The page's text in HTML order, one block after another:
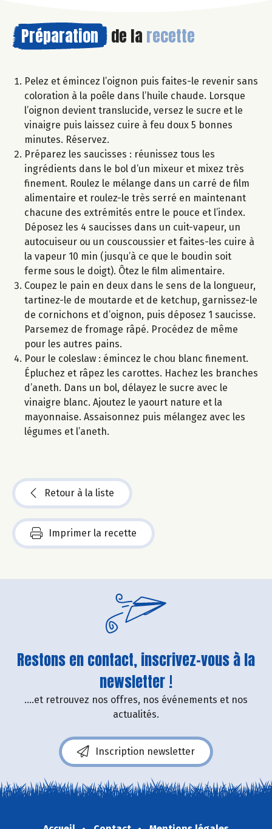
Préparation de la recette
Pelez et émincez l’oignon puis faites-le revenir sans
coloration à la poêle dans l’huile chaude. Lorsque
l’oignon devient translucide, versez le sucre et le
vinaigre puis laissez cuire à feu doux 5 bonnes
minutes. Réservez.
Préparez les saucisses : réunissez tous les
ingrédients dans le bol d’un mixeur et mixez très
finement. Roulez le mélange dans un carré de film
alimentaire et roulez-le très serré en maintenant
chacune des extrémités entre le pouce et l’index.
Déposez les 4 saucisses dans un cuit-vapeur, un
autocuiseur ou un couscoussier et faites-les cuire à
la vapeur 10 min (jusqu’à ce que le boudin soit
ferme sous le doigt). Ôtez le film alimentaire.
Coupez le pain en deux dans le sens de la longueur,
tartinez-le de moutarde et de ketchup, garnissez-le
de cornichons et d’oignon, puis déposez 1 saucisse.
Parsemez de fromage râpé. Procédez de même
pour les autres pains.
Pour le coleslaw : émincez le chou blanc finement.
Épluchez et râpez les carottes. Hachez les branches
d’aneth. Dans un bol, délayez le sucre avec le
vinaigre blanc. Ajoutez le yaourt nature et la
mayonnaise. Assaisonnez puis mélangez avec les
légumes et l’aneth.
Retour à la liste
Imprimer la recette
Restons en contact, inscrivez-vous à la
newsletter !
....et retrouvez nos offres, nos événements et nos
actualités.
Inscription newsletter